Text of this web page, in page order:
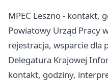
MPEC Leszno - kontakt,
Powiatowy Urząd Pracy
rejestracja, wsparcie dla
Delegatura Krajowej
kontakt, godziny,